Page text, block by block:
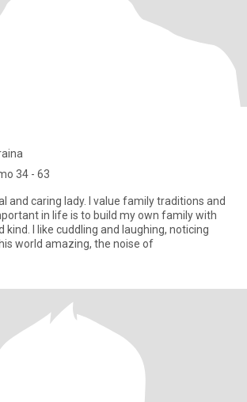
34 - 63
and caring lady. I value family traditions and
in life is to build my own family with
kind. I like cuddling and laughing, noticing
world amazing, the noise of